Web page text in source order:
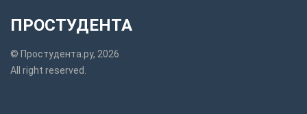
ПРОСТУДЕНТА
© Простудента.ру, 2026
All right reserved.